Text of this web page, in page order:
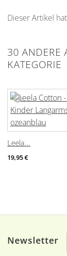
Dieser Artikel
30 ANDERE
KATEGORIE
Leela...
19,95 €
Newsletter